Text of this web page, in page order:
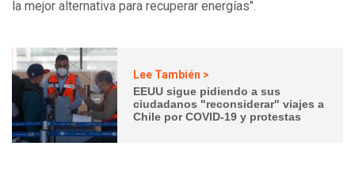
la mejor alternativa para recuperar energías".
Lee También >
EEUU sigue pidiendo a sus
ciudadanos "reconsiderar" viajes a
Chile por COVID-19 y protestas